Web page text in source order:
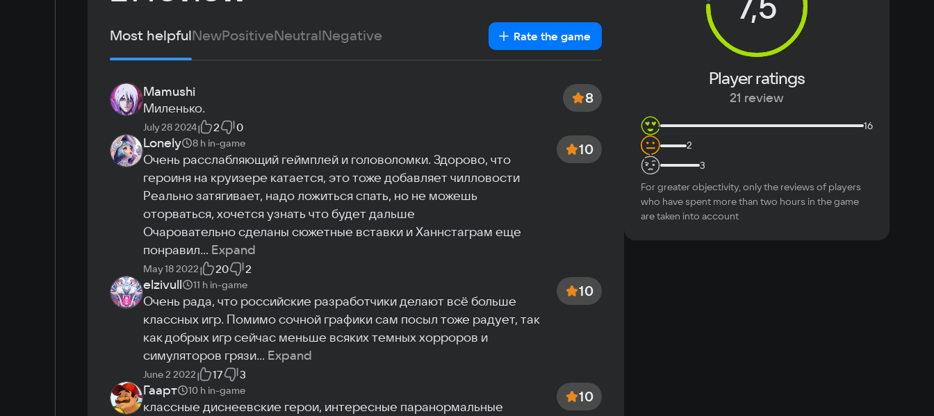
4 ГБ
Space
9 GB
Other
Supports Microsoft® Xbox 360/Xbox One controllers
8 ГБ
9 GB
Supports Microsoft® Xbox 360/Xbox One controllers
English
Arabic
Korean
Japanese
German
Italian
Portuguese
Most helpfulNewPositiveNeutralNegative Rate the game
Mamushi 8
Миленько.
July 28 2024 2 0
Lonely 8 h in-game 10
Очень расслабляющий геймплей и головоломки. Здорово, что
героиня на круизере катается, это тоже добавляет чилловости
Реально затягивает, надо ложиться спать, но не можешь
оторваться, хочется узнать что будет дальше
Очаровательно сделаны сюжетные вставки и Ханнстаграм еще
понравил... Expand
May 18 2022 20 2
elzivull 11 h in-game 10
Очень рада, что российские разработчики делают всё больше
классных игр. Помимо сочной графики сам посыл тоже радует, так
как добрых игр сейчас меньше всяких темных хорроров и
симуляторов грязи... Expand
June 2 2022 17 3
Гаарт 10 h in-game 10
классные диснеевские герои, интересные паранормальные
Player ratings
21 review
16
2
3
For greater objectivity, only the reviews of players
who have spent more than two hours in the game
are taken into account